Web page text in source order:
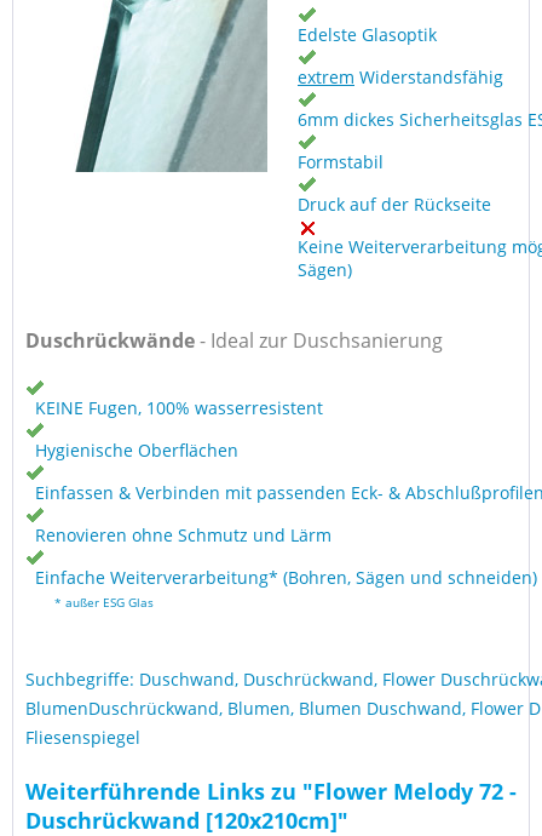
Edelste Glasoptik
extrem Widerstandsfähig
6mm dickes Sicherheitsglas
Formstabil
Druck auf der Rückseite
Keine Weiterverarbeitung
Sägen)
Duschrückwände- Ideal zur Duschsanierung
KEINE Fugen, 100% wasserresistent
Hygienische Oberflächen
Einfassen & Verbinden mit passenden Eck- &
Renovieren ohne Schmutz und Lärm
Einfache Weiterverarbeitung* (Bohren, Sägen und schneiden)
* außer ESG Glas
Suchbegriffe: Duschwand, Duschrückwand, Flower
BlumenDuschrückwand, Blumen, Blumen Duschwand, Flower
Fliesenspiegel
Weiterführende Links zu "Flower Melody 72 -
Duschrückwand [120x210cm]"